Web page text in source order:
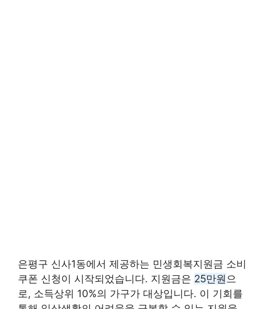
은평구 신사1동에서 제공하는 민생회복지원금 소비
쿠폰 신청이 시작되었습니다. 지원금은 25만원 으
로, 소득상위 10%의 가구가 대상입니다. 이 기회를